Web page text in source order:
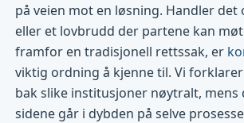
på veien mot en løsning. Handler
eller et lovbrudd der partene kan
framfor en tradisjonell rettssak, er
viktig ordning å kjenne til. Vi
bak slike institusjoner nøytralt, mens
sidene går i dybden på selve